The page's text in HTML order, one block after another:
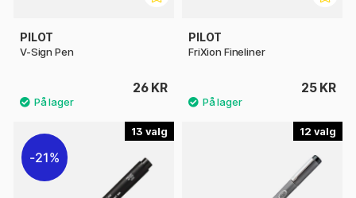
PILOT
V-Sign Pen
26 KR
PILOT
FriXion Fineliner
25 KR
13
21%
12